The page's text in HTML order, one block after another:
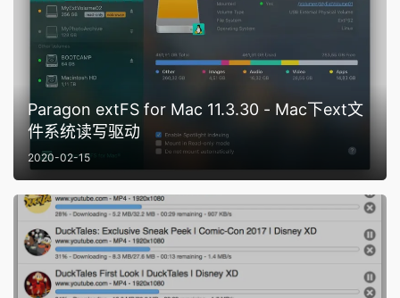
Paragon extFS for Mac 11.3.30 - Mac下ext文
件系统读写驱动
2020-02-15